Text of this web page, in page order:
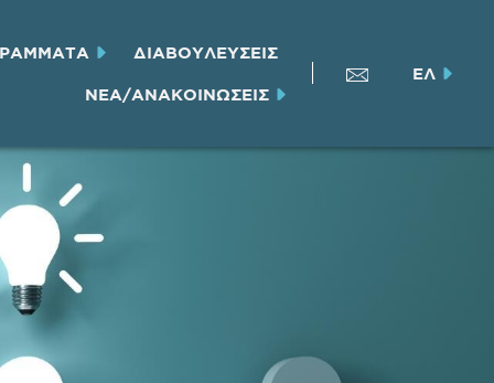
ΔΙΑΒΟΥΛΕΥΣΕΙΣ
ΝΕΑ/ΑΝΑΚΟΙΝΩΣΕΙΣ
ΕΛ